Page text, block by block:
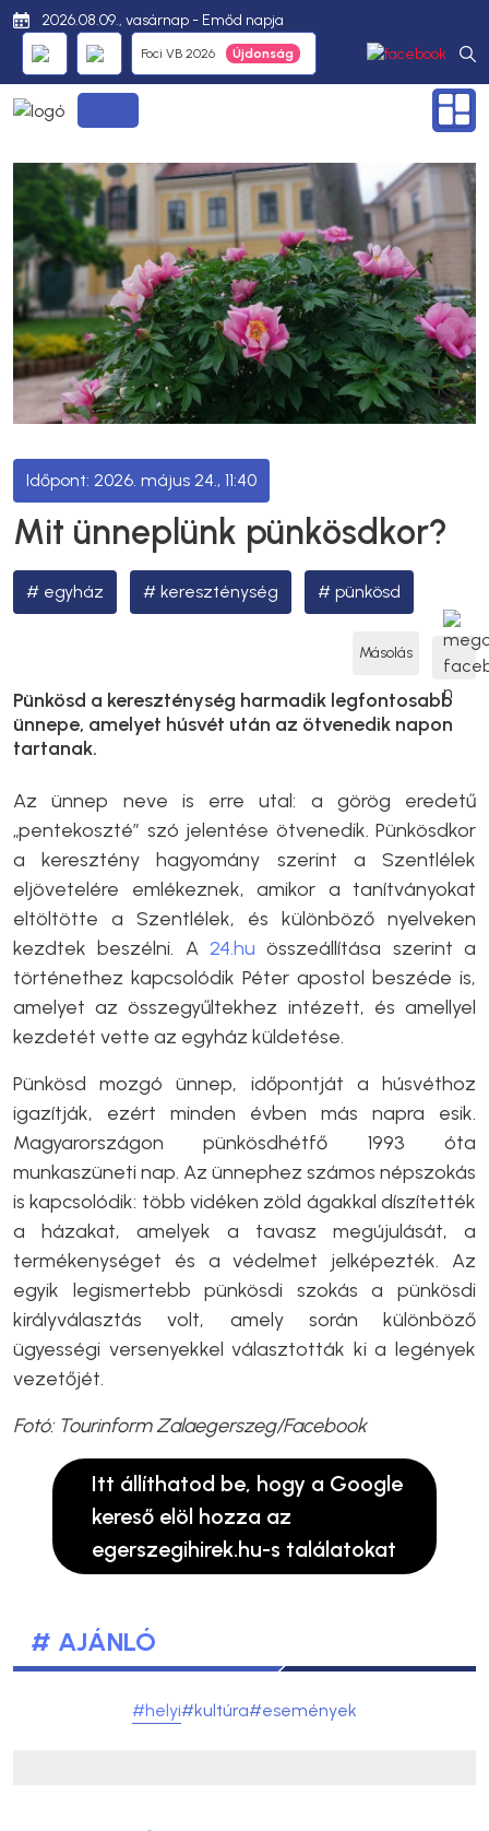
2026.08.09., vasárnap - Emőd napja
Foci VB 2026
2026. május 24., 11:40
Mit ünneplünk pünkösdkor?
egyház kereszténység pünkösd
Másolás
Pünkösd a kereszténység harmadik legfontosabb
ünnepe, amelyet húsvét után az ötvenedik napon
tartanak.
Az ünnep neve is erre utal: a görög eredetű
„pentekoszté” szó jelentése ötvenedik. Pünkösdkor
a keresztény hagyomány szerint a Szentlélek
eljövetelére emlékeznek, amikor a tanítványokat
eltöltötte a Szentlélek, és különböző nyelveken
kezdtek beszélni. A 24.hu összeállítása szerint a
történethez kapcsolódik Péter apostol beszéde is,
amelyet az összegyűltekhez intézett, és amellyel
kezdetét vette az egyház küldetése.
Pünkösd mozgó ünnep, időpontját a húsvéthoz
igazítják, ezért minden évben más napra esik.
Magyarországon pünkösdhétfő 1993 óta
munkaszüneti nap. Az ünnephez számos népszokás
is kapcsolódik: több vidéken zöld ágakkal díszítették
a házakat, amelyek a tavasz megújulását, a
termékenységet és a védelmet jelképezték. Az
egyik legismertebb pünkösdi szokás a pünkösdi
királyválasztás volt, amely során különböző
ügyességi versenyekkel választották ki a legények
vezetőjét.
Fotó: Tourinform Zalaegerszeg/Facebook
Itt állíthatod be, hogy a Google
kereső elöl hozza az
egerszegihirek.hu-s találatokat
# AJÁNLÓ
#helyi#kultúra#események